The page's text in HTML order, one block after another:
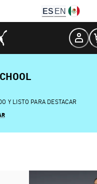
ES EN
Y LISTO PARA DESTACAR